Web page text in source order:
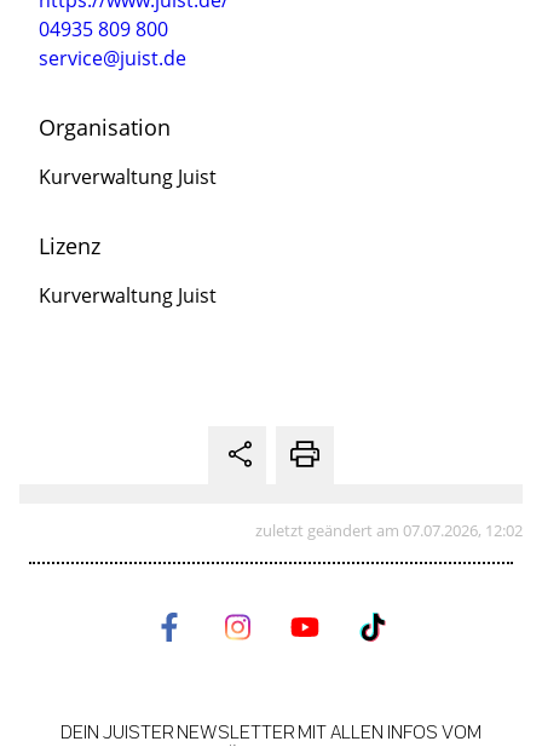
04935 809 800
service@juist.de
Organisation
Kurverwaltung Juist
Lizenz
Kurverwaltung Juist
zuletzt geändert am 07.07.2026, 12:02
DEIN JUISTER NEWSLETTER MIT ALLEN INFOS VOM